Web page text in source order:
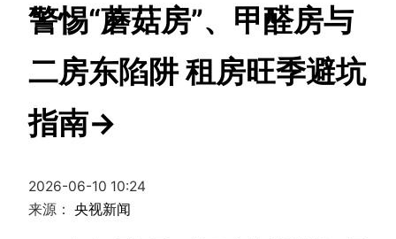
警惕“蘑菇房”、甲醛房与
二房东陷阱 租房旺季避坑
指南→
2026-06-10 10:24
来源：央视新闻